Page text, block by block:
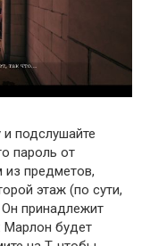
подслушайте
пароль от
предметов,
этаж (по сути,
Он принадлежит
Марлон будет